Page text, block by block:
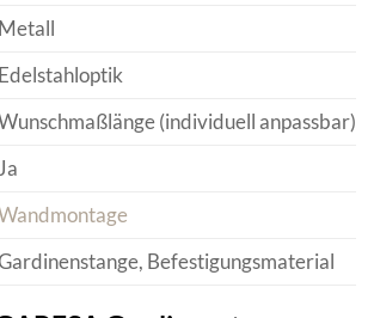
Metall
Edelstahloptik
(individuell anpassbar)
Befestigungsmaterial